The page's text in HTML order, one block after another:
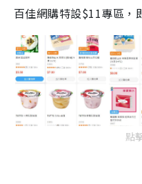
百佳網購特設$11專區，
點